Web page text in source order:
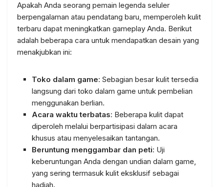
Apakah Anda seorang pemain legenda seluler
berpengalaman atau pendatang baru, memperoleh kulit
terbaru dapat meningkatkan gameplay Anda. Berikut
adalah beberapa cara untuk mendapatkan desain yang
menakjubkan ini:
Toko dalam game: Sebagian besar kulit tersedia
langsung dari toko dalam game untuk pembelian
menggunakan berlian.
Acara waktu terbatas: Beberapa kulit dapat
diperoleh melalui berpartisipasi dalam acara
khusus atau menyelesaikan tantangan.
Beruntung menggambar dan peti: Uji
keberuntungan Anda dengan undian dalam game,
yang sering termasuk kulit eksklusif sebagai
hadiah.